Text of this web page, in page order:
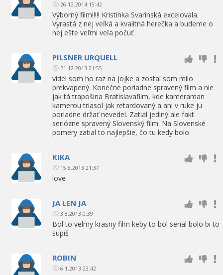
26.12.2014 15:42
Výborný film!!!!! Kristínka Svarinská excelovala.
Vyrastá z nej veľká a kvalitná herečka a budeme o
nej ešte veľmi veľa počuť.
PILSNER URQUELL
21.12.2013 21:55
videl som ho raz na jojke a zostal som milo
prekvapený. Konečne poriadne spravený film a nie
jak tá trapošina Bratislavafilm, kde kameraman
kamerou triasol jak retardovaný a ani v ruke ju
poriadne držať nevedel. Zatial jediný ale fakt
seriózne spravený Slovenský film. Na Slovenské
pomery zatial to najlepšie, čo tu kedy bolo.
KIKA
15.8.2013 21:37
love
JA LEN JA
3.8.2013 0:39
Bol to velmy krasny film keby to bol serial bolo bi to
supiš
ROBIN
6.1.2013 23:42